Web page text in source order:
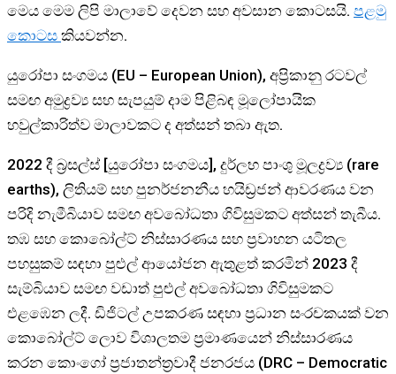
මෙය මෙම ලිපි මාලාවේ දෙවන සහ අවසාන කොටසයි. පළමු
කොටස කියවන්න.
යුරෝපා සංගමය (EU – European Union), අප්‍රිකානු රටවල්
සමඟ අමුද්‍රව්‍ය සහ සැපයුම් දාම පිළිබඳ මූලෝපායික
හවුල්කාරිත්ව මාලාවකට ද අත්සන් තබා ඇත.
2022 දී බ්‍රසල්ස් [යුරෝපා සංගමය], දුර්ලභ පාංශු මූලද්‍රව්‍ය (rare
earths), ලිතියම් සහ පුනර්ජනනීය හයිඩ්‍රජන් ආවරණය වන
පරිදි නැමීබියාව සමඟ අවබෝධතා ගිවිසුමකට අත්සන් තැබීය.
තඹ සහ කොබෝල්ට් නිස්සාරණය සහ ප්‍රවාහන යටිතල
පහසුකම් සඳහා පුළුල් ආයෝජන ඇතුළත් කරමින් 2023 දී
සැම්බියාව සමඟ වඩාත් පුළුල් අවබෝධතා ගිවිසුමකට
එළඹෙන ලදී. ඩිජිටල් උපකරණ සඳහා ප්‍රධාන සංරචකයක් වන
කොබෝල්ට් ලොව විශාලතම ප්‍රමාණයෙන් නිස්සාරණය
කරන කොංගෝ ප්‍රජාතන්ත්‍රවාදී ජනරජය (DRC – Democratic